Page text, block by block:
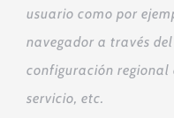
usuario como por
navegador a través
configuración regional
servicio, etc.